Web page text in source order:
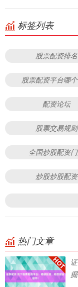
标签列表
股票配资排名
股票配资平台哪
配资论坛
股票交易规则
全国炒股配资
炒股炒股配资
热门文章